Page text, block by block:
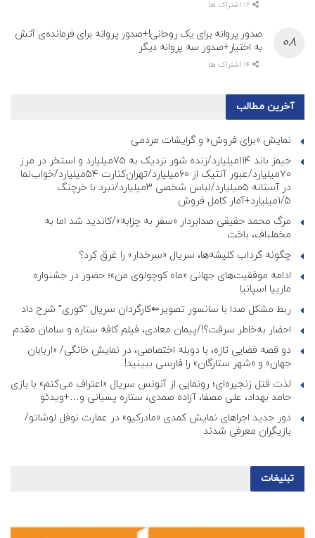
صدور پروانه برای یک روحانی!+صدور پروانه برای فرمانده‌ی آتش
به اختیار+صدور سه پروانه دیگر
آخرین مطالب
نمایش «برای فروش» و گرایشات مردمی
جیمز باند ۱۱۴میلیارد/زنده شور نزدیک به ۷۵میلیارد و استخر در مرز
۷۰میلیارد/عبور آنتیک از ۶۰میلیارد/تهران‌کنارت ۵۴میلیارد/خواب‌نما
در آستانه ۵میلیارد/لباس شخصی ۳میلیارد/نبرد با خرچنگ
۱/۵میلیارد+آمار کامل فروش
مرگ محمد حقیقی صدابردار «سفر به چزابه»/کاندید شد اما به
مخملباف، باخت
چگونه گرداب کلیشه‌ها، سریال «سرخدار» را غرق کرد؟
ادامه موفقیت‌های جهانی «ماه کوچولوی من»؛ حضور در جشنواره
ماربیا اسپانیا
ربط مشکل صدا با سانسور تصویر⇐کارگردان سریال “کوری” شرح داد
احضار به‌خاطر سرقت؟!/پیمان معادی، فیلم کافه ستاره و سامان مقدم
دو قصه فضایی تازه، با دوبله اختصاصی، در نمایش خانگی/ «اربابان
جهان» و «شهر ستارگان» را فارسی ببینید!
لذت قتل زنجیره‌ای؛ رونمایی از آنونس سریال «اعتراف می‌کنم» با بازی
حامد بهداد، علی مصفا، آزاده صمدی، ستاره پسیانی و…+ویدئو
دور جدید اجراهای نمایش کمدی «مادرکیو» در عمارت نوفل لوشاتو/
بازیگران معرفی شدند
تبلیغات